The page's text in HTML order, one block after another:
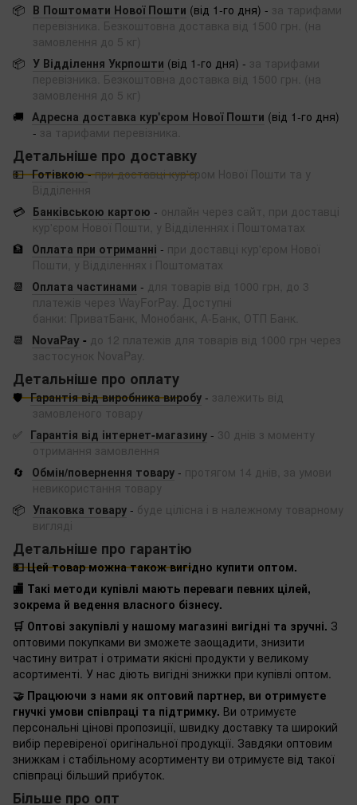
📦 В Поштомати Нової Пошти (від 1-го дня) - за тарифами
перевізника. Безкоштовна доставка від 1500 грн. (на
замовлення до 5 кг)
📦 У Відділення Укрпошти (від 1-го дня) - за тарифами
перевізника. Безкоштовна доставка від 1500 грн. (на
замовлення до 5 кг)
🚚 Адресна доставка кур'єром Нової Пошти (від 1-го дня)
- за тарифами перевізника.
Детальніше про доставку
💵 Готівкою -при доставці кур'єром Нової Пошти та у
Відділення
💳 Банківською картою - онлайн через сайт, при доставці
кур'єром Нової Пошти, у Відділеннях і Поштоматах
🏦
Оплата при отриманні - при доставці кур'єром Нової
Пошти, у Відділеннях і Поштоматах
📆
Оплата частинами - для товарів від 1000 грн, до 3
платежів через WayForPay. Доступні
банки: ПриватБанк, Монобанк, А-Банк, ОТП Банк.
📆
NovaPay - до 12 платежів для товарів від 1000 грн через
застосунок NovaPay.
Детальніше про оплату
🛡️ Гарантія від виробника виробу - залежить від
замовленого товару
✅ Гарантія від інтернет-магазину - 30 днів з моменту
отримання замовлення
🔄
Обмін/повернення товару - протягом 14 днів, за умови
невикористання товару
📦 Упаковка товару - буде цілісна і в належному товарному
вигляді
Детальніше про гарантію
💵 Цей товар можна також вигідно купити оптом.
🏬 Такі методи купівлі мають переваги певних цілей,
зокрема й ведення власного бізнесу.
🛒 Оптові закупівлі у нашому магазині вигідні та зручні. З
оптовими покупками ви зможете заощадити, знизити
частину витрат і отримати якісні продукти у великому
асортименті. У нас діють вигідні знижки при купівлі оптом.
🤝 Працюючи з нами як оптовий партнер, ви отримуєте
гнучкі умови співпраці та підтримку. Ви отримуєте
персональні цінові пропозиції, швидку доставку та широкий
вибір перевіреної оригінальної продукції. Завдяки оптовим
знижкам і стабільному асортименту ви отримуєте від такої
співпраці більший прибуток.
Більше про опт